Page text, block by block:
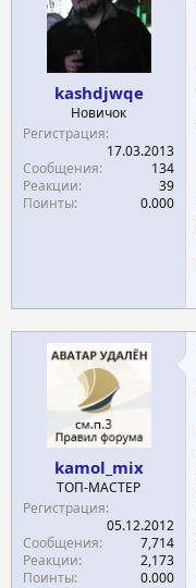
kashdjwqe
Новичок
Регистрация
17.03.2013
Сообщения
134
Реакции
39
Поинты
0.000
kamol_mix
ТОП-МАСТЕР
Регистрация
05.12.2012
Сообщения
7,714
Реакции
2,173
Поинты
0.000